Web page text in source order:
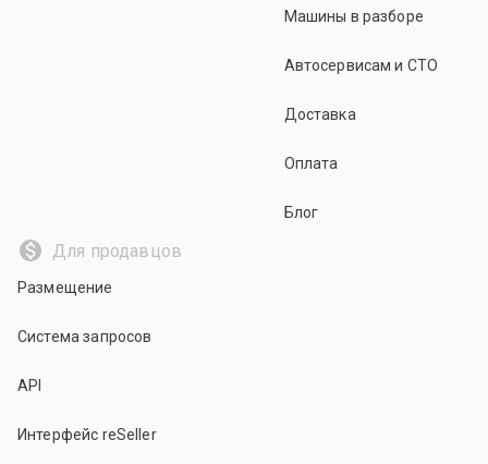
Машины в разборе
Автосервисам и СТО
Доставка
Оплата
Блог
Для продавцов
Размещение
Система запросов
API
Интерфейс reSeller